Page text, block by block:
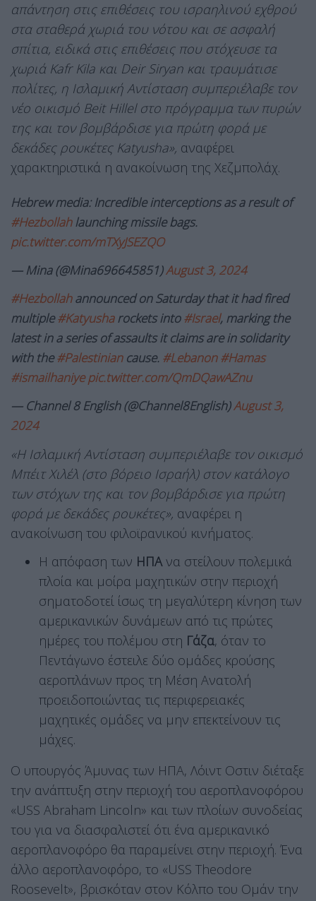
απάντηση στις επιθέσεις του ισραηλινού εχθρού
στα σταθερά χωριά του νότου και σε ασφαλή
σπίτια, ειδικά στις επιθέσεις που στόχευσε τα
χωριά Kafr Kila και Deir Siryan και τραυμάτισε
πολίτες, η Ισλαμική Αντίσταση συμπεριέλαβε τον
νέο οικισμό Beit Hillel στο πρόγραμμα των πυρών
της και τον βομβάρδισε για πρώτη φορά με
δεκάδες ρουκέτες Katyusha», αναφέρει
χαρακτηριστικά η ανακοίνωση της Χεζμπολάχ.
Hebrew media: Incredible interceptions as a result of
#Hezbollahlaunching missile bags.
pic.twitter.com/mTXyJSEZQO
— Mina (@Mina696645851)August 3, 2024
#Hezbollahannounced on Saturday that it had fired
multiple#Katyusharockets into#Israel, marking the
latest in a series of assaults it claims are in solidarity
with the#Palestiniancause. #Lebanon #Hamas
#ismailhaniye pic.twitter.com/QmDQawAZnu
— Channel 8 English (@Channel8English)August 3,
2024
«Η Ισλαμική Αντίσταση συμπεριέλαβε τον οικισμό
Μπέιτ Χιλέλ (στο βόρειο Ισραήλ) στον κατάλογο
των στόχων της και τον βομβάρδισε για πρώτη
φορά με δεκάδες ρουκέτες», αναφέρει η
ανακοίνωση του φιλοϊρανικού κινήματος.
Η απόφαση των ΗΠΑνα στείλουν πολεμικά
πλοία και μοίρα μαχητικών στην περιοχή
σηματοδοτεί ίσως τη μεγαλύτερη κίνηση των
αμερικανικών δυνάμεων από τις πρώτες
ημέρες του πολέμου στη Γάζα, όταν το
Πεντάγωνο έστειλε δύο ομάδες κρούσης
αεροπλάνων προς τη Μέση Ανατολή
προειδοποιώντας τις περιφερειακές
μαχητικές ομάδες να μην επεκτείνουν τις
μάχες.
Ο υπουργός Άμυνας των ΗΠΑ, Λόιντ Οστιν διέταξε
την ανάπτυξη στην περιοχή του αεροπλανοφόρου
«USS Abraham Lincoln» και των πλοίων συνοδείας
του για να διασφαλιστεί ότι ένα αμερικανικό
αεροπλανοφόρο θα παραμείνει στην περιοχή. Ένα
άλλο αεροπλανοφόρο, το «USS Theodore
Roosevelt», βρισκόταν στον Κόλπο του Ομάν την